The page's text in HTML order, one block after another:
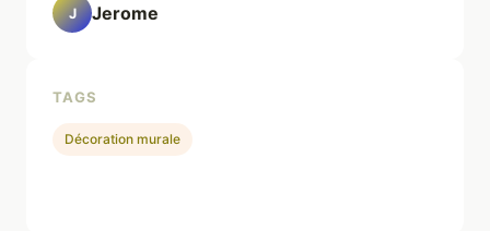
J Jerome
TAGS
Décoration murale